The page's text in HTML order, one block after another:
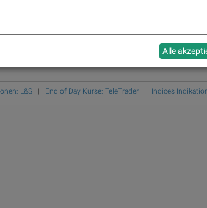
L&S| End of Day Kurse: TeleTrader| Indices
Alle